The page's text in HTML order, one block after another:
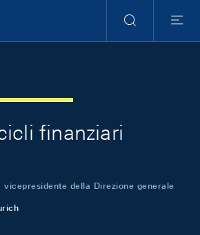
Ricerca
Menu
finanziari
vicepresidente della Direzione generale